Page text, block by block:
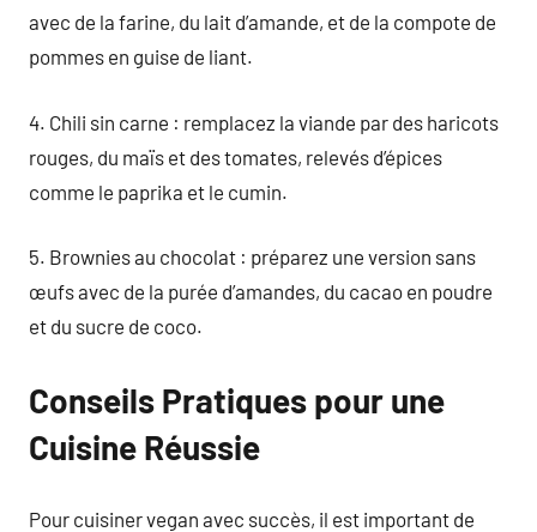
avec de la farine, du lait d’amande, et de la compote de
pommes en guise de liant.
4. Chili sin carne : remplacez la viande par des haricots
rouges, du maïs et des tomates, relevés d’épices
comme le paprika et le cumin.
5. Brownies au chocolat : préparez une version sans
œufs avec de la purée d’amandes, du cacao en poudre
et du sucre de coco.
Conseils Pratiques pour une
Cuisine Réussie
Pour cuisiner vegan avec succès, il est important de